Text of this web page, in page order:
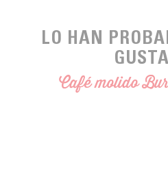
LO HAN
Café molido